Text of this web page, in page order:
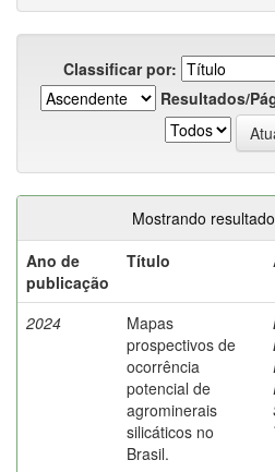
Classificar por:
Resultados/
Mostrando
Ano de
publicação
Título
2024
Mapas
prospectivos de
ocorrência
potencial de
agrominerais
silicáticos no
Brasil.